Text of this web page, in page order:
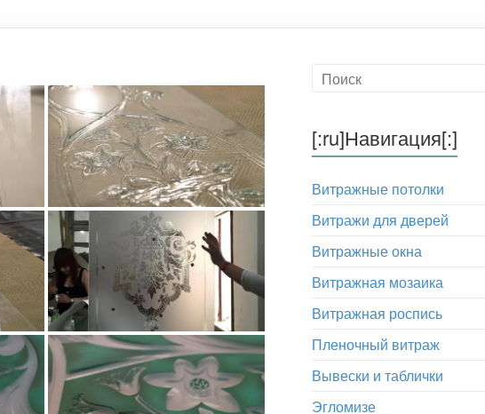
[:ru]Навигация[:]
Витражные потолки
Витражи для дверей
Витражные окна
Витражная мозаика
Витражная роспись
Пленочный витраж
Вывески и таблички
Эгломизе